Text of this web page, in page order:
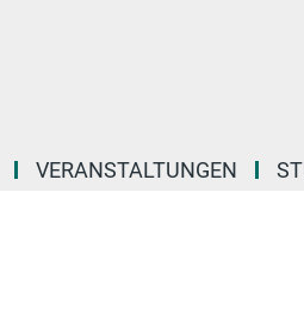
VERANSTALTUNGEN